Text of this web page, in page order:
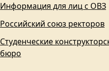
Информация для лиц с ОВЗ
Российский союз ректоров
Студенческие
бюро